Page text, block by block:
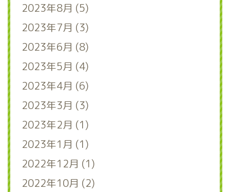
2023年8月 (5)
2023年7月 (3)
2023年6月 (8)
2023年5月 (4)
2023年4月 (6)
2023年3月 (3)
2023年2月 (1)
2023年1月 (1)
2022年12月 (1)
2022年10月 (2)